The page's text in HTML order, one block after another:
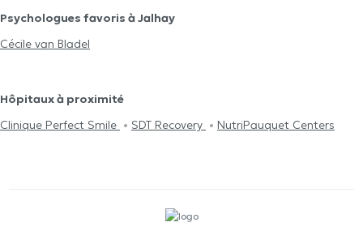
Psychologues favoris à Jalhay
Cécile van Bladel
Hôpitaux à proximité
Clinique Perfect Smile
SDT Recovery NutriPauquet Centers